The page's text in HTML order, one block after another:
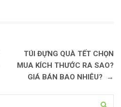
TÚI ĐỰNG QUÀ TẾT CHỌN
MUA KÍCH THƯỚC RA SAO?
GIÁ BÁN BAO NHIÊU?
→